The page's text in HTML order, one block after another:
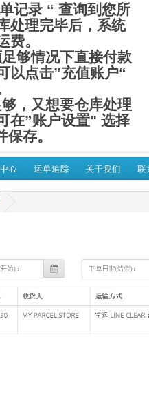
记录 “ 查询到您所
处理完毕后，系统
费。
够情况下直接付款
以点击”充值账户“
，又想要仓库处理
在”账户设置" 选择
存。